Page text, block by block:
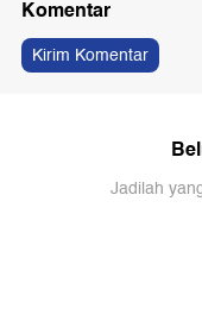
Komentar
Kirim Komentar
Jadilah